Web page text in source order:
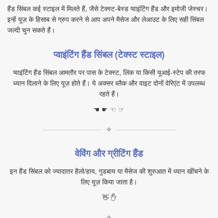
हैंड सिंबल कई स्टाइल में मिलते हैं, जैसे टेक्स्ट‑बेस्ड प्वाइंटिंग हैंड और इमोजी जेस्चर।
इन्हें यूज़ के हिसाब से ग्रुप करने से आप अपने मैसेज और लेआउट के लिए सही सिंबल
जल्दी चुन सकते हैं।
प्वाइंटिंग हैंड सिंबल (टेक्स्ट स्टाइल)
प्वाइंटिंग हैंड सिंबल आमतौर पर पास के टेक्स्ट, लिंक या किसी यूआई‑स्टेप की तरफ
ध्यान दिलाने के लिए यूज़ होते हैं। ये अक्सर ब्लैक और वाइट दोनों वेरिएंट में उपलब्ध
रहते हैं।
☚ ☛ ☜ ☞
✧
वेविंग और ग्रीटिंग हैंड
इन हैंड सिंबल को ज्यादातर हैलो/हाय, गुडबाय या मैसेज की शुरुआत में ध्यान खींचने के
लिए यूज़ किया जाता है।
👋 ✋